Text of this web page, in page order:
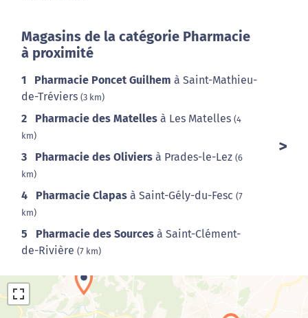
Magasins de la catégorie Pharmacie
à proximité
1 Pharmacie Poncet Guilhem à Saint-Mathieu-
de-Tréviers (3 km)
2 Pharmacie des Matelles à Les Matelles (4
km)
3 Pharmacie des Oliviers à Prades-le-Lez (6
km)
4 Pharmacie Clapas à Saint-Gély-du-Fesc (7
km)
5 Pharmacie des Sources à Saint-Clément-
de-Rivière (7 km)